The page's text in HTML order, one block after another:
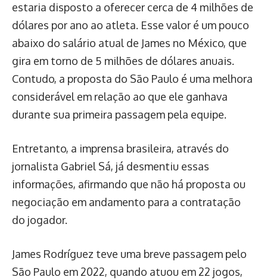
estaria disposto a oferecer cerca de 4 milhões de
dólares por ano ao atleta. Esse valor é um pouco
abaixo do salário atual de James no México, que
gira em torno de 5 milhões de dólares anuais.
Contudo, a proposta do São Paulo é uma melhora
considerável em relação ao que ele ganhava
durante sua primeira passagem pela equipe.
Entretanto, a imprensa brasileira, através do
jornalista Gabriel Sá, já desmentiu essas
informações, afirmando que não há proposta ou
negociação em andamento para a contratação
do jogador.
James Rodríguez teve uma breve passagem pelo
São Paulo em 2022, quando atuou em 22 jogos,